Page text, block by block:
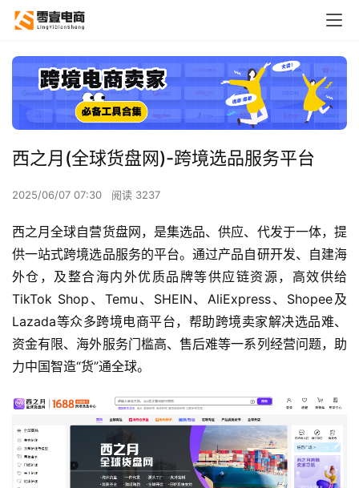
西之月(全球货盘网)-跨境选品服务平台
2025/06/07 07:30 阅读 3237
西之月全球自营货盘网，是集选品、供应、代发于一体，提
供一站式跨境选品服务的平台。通过产品自研开发、自建海
外仓，及整合海内外优质品牌等供应链资源，高效供给
TikTok Shop、Temu、SHEIN、AliExpress、Shopee及
Lazada等众多跨境电商平台，帮助跨境卖家解决选品难、
资金有限、海外服务门槛高、售后难等一系列经营问题，助
力中国智造“货”通全球。